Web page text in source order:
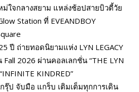
ใจกลางสยาม แหล่งช้อปสายบิวตี้วัย
Station ที่ EVEANDBOY
ปี ถ่ายทอดนิยามแห่ง LYN LEGACY
2026 ผ่านคอลเลกชั่น “THE LYN
KINDRED”
ป จับมือ แกร็บ เติมเต็มทุกการเดิน